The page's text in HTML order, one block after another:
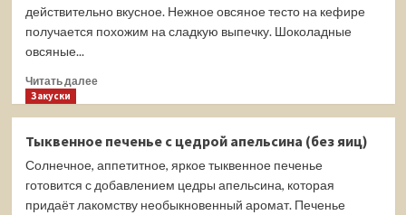
в
действительно вкусное. Нежное овсяное тесто на кефире
получается похожим на сладкую выпечку. Шоколадные
овсяные...
Читать далееПрочитать
овсяные
оладьи
на
Закуски
Тыквенное печенье с цедрой апельсина (без яиц)
Солнечное, аппетитное, яркое тыквенное печенье
готовится с добавлением цедры апельсина, которая
придаёт лакомству необыкновенный аромат. Печенье